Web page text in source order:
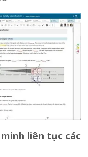
liên tục các